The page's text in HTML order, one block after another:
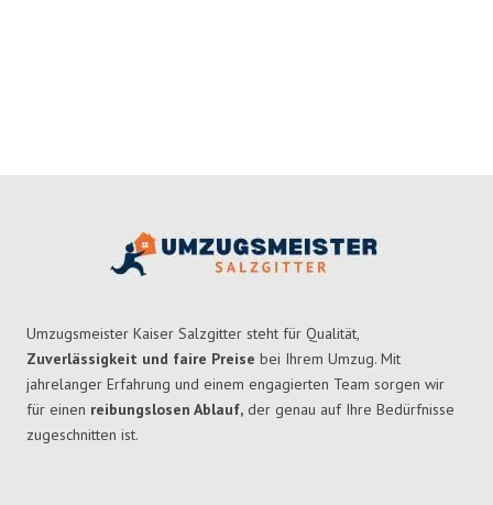
Umzugsmeister Kaiser Salzgitter steht für Qualität,
Zuverlässigkeit und faire Preise bei Ihrem Umzug. Mit
jahrelanger Erfahrung und einem engagierten Team sorgen wir
für einen reibungslosen Ablauf, der genau auf Ihre Bedürfnisse
zugeschnitten ist.